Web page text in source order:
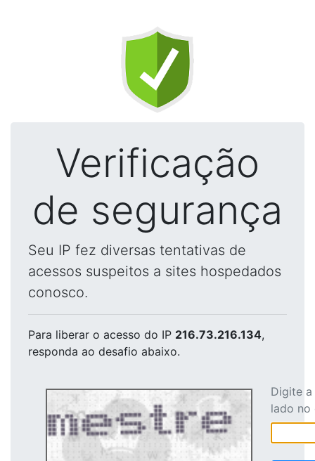
Verificação
de segurança
Seu IP fez diversas tentativas de
acessos suspeitos a sites hospedados
conosco.
Para liberar o acesso do IP 216.73.216.134,
responda ao desafio abaixo.
Digite
lado no